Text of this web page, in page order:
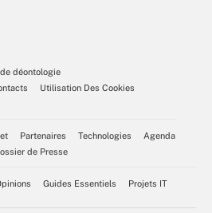
déontologie
Utilisation Des Cookies
Partenaires Technologies
Agenda
de Presse
Guides Essentiels Projets IT